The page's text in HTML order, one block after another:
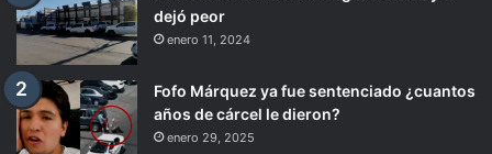
dejó peor
enero 11, 2024
Fofo Márquez ya fue sentenciado ¿cuantos
años de cárcel le dieron?
enero 29, 2025